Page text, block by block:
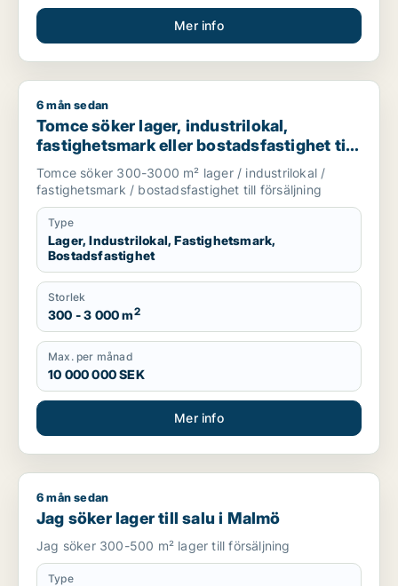
Mer info
Tomce söker lager, industrilokal, fastighetsmark eller
6 mån sedan
Tomce söker lager, industrilokal,
fastighetsmark eller bostadsfastighet till
salu i Staffanstorp, Burlöv eller Vellinge
m.fl.
Tomce söker 300-3000 m² lager / industrilokal /
fastighetsmark / bostadsfastighet till försäljning
Type
Lager, Industrilokal, Fastighetsmark,
Bostadsfastighet
Storlek
300 - 3 000 m2
Max. per månad
10 000 000 SEK
Mer info
Jag söker lager till salu i Malmö
6 mån sedan
Jag söker lager till salu i Malmö
Jag söker 300-500 m² lager till försäljning
Type